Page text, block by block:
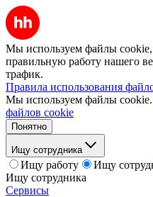
Мы используем файлы cookie,
правильную работу нашего
трафик.
Правила использования
Мы используем файлы cookie.
файлов cookie
Понятно
Ищу сотрудника
Ищу работу
Ищу
Ищу сотрудника
Сервисы